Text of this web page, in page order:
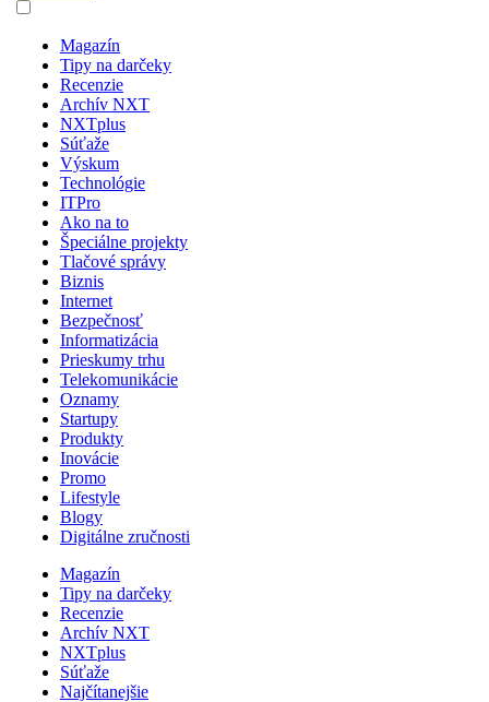
Magazín
Tipy na darčeky
Recenzie
Archív NXT
NXTplus
Súťaže
Výskum
Technológie
ITPro
Ako na to
Špeciálne projekty
Tlačové správy
Biznis
Internet
Bezpečnosť
Informatizácia
Prieskumy trhu
Telekomunikácie
Oznamy
Startupy
Produkty
Inovácie
Promo
Lifestyle
Blogy
Digitálne zručnosti
Magazín
Tipy na darčeky
Recenzie
Archív NXT
NXTplus
Súťaže
Najčítanejšie